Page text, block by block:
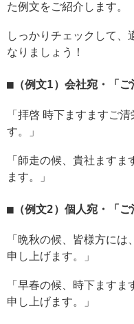
た例文をご紹介します。
しっかりチェックして、
なりましょう！
（例文1）会社宛・「
「拝啓 時下ますますご
す。」
「師走の候、貴社ます
ます。」
（例文2）個人宛・「
「晩秋の候、皆様方に
申し上げます。」
「早春の候、時下ます
申し上げます。」